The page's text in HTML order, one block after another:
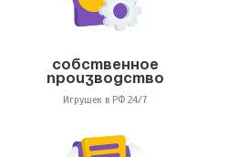
Собственное
производство
Игрушек в РФ 24/7